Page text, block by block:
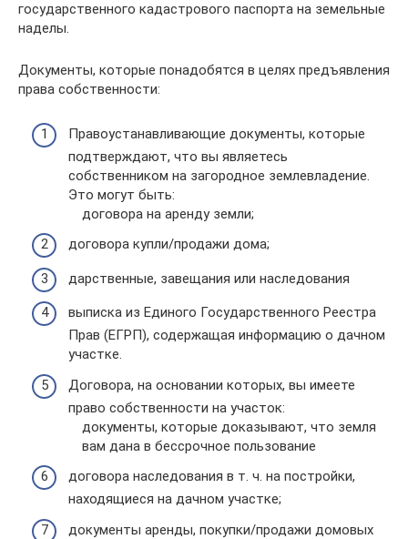
государственного кадастрового паспорта на земельные
наделы.
Документы, которые понадобятся в целях предъявления
права собственности:
Правоустанавливающие документы, которые
подтверждают, что вы являетесь
собственником на загородное землевладение.
Это могут быть:
договора на аренду земли;
договора купли/продажи дома;
дарственные, завещания или наследования
выписка из Единого Государственного Реестра
Прав (ЕГРП), содержащая информацию о дачном
участке.
Договора, на основании которых, вы имеете
право собственности на участок:
документы, которые доказывают, что земля
вам дана в бессрочное пользование
договора наследования в т. ч. на постройки,
находящиеся на дачном участке;
документы аренды, покупки/продажи домовых